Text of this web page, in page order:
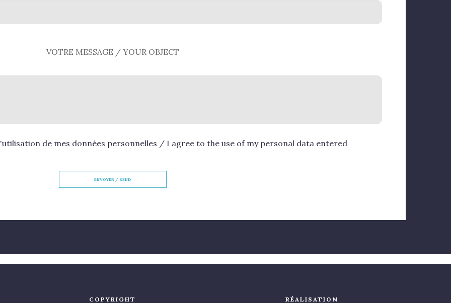
VOTRE MESSAGE / YOUR OBJECT
de mes données personnelles / I agree to the use of my personal data entered
COPYRIGHT RÉALISATION